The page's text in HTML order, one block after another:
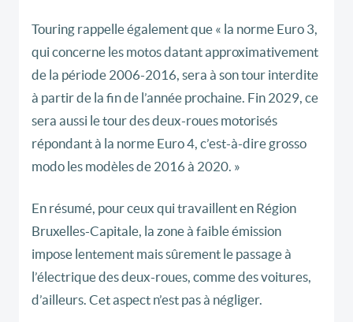
Touring rappelle également que « la norme Euro 3,
qui concerne les motos datant approximativement
de la période 2006-2016, sera à son tour interdite
à partir de la fin de l’année prochaine. Fin 2029, ce
sera aussi le tour des deux-roues motorisés
répondant à la norme Euro 4, c’est-à-dire grosso
modo les modèles de 2016 à 2020. »
En résumé, pour ceux qui travaillent en Région
Bruxelles-Capitale, la zone à faible émission
impose lentement mais sûrement le passage à
l’électrique des deux-roues, comme des voitures,
d’ailleurs. Cet aspect n’est pas à négliger.